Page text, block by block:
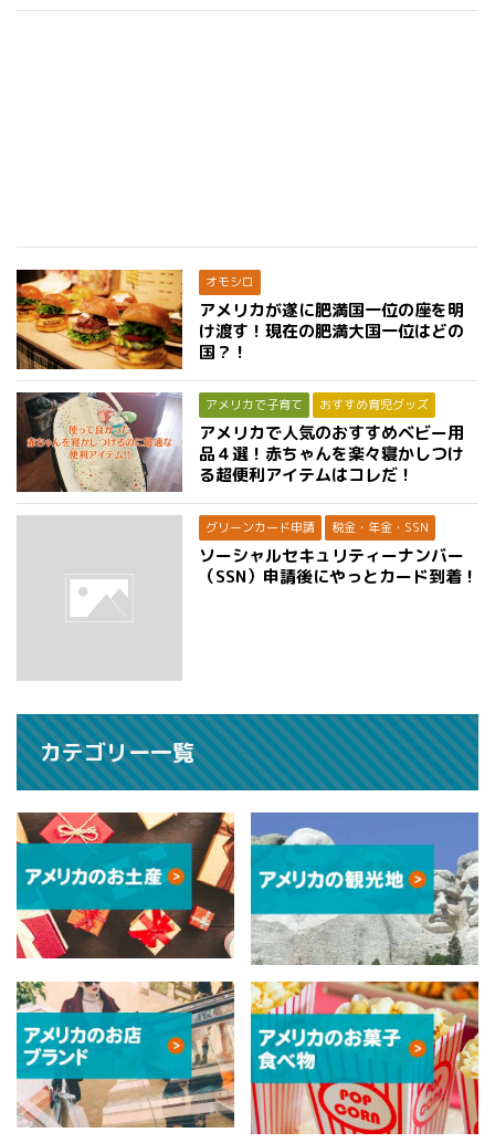
オモシロ
アメリカが遂に肥満国一位の座を明
け渡す！現在の肥満大国一位はどの
国？！
アメリカで子育て おすすめ育児グッズ
アメリカで人気のおすすめベビー用
品４選！赤ちゃんを楽々寝かしつけ
る超便利アイテムはコレだ！
グリーンカード申請 税金・年金・SSN
ソーシャルセキュリティーナンバー
（SSN）申請後にやっとカード到着！
カテゴリー一覧